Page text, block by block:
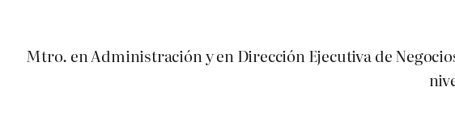
Mtro. en Administración y en Dirección Ejecutiva de